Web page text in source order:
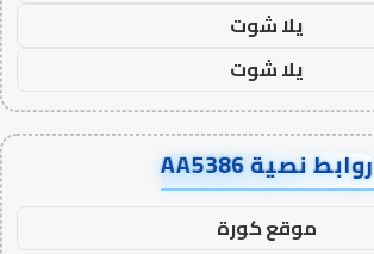
يلا شوت
يلا شوت
روابط نصية AA5386
موقع كورة